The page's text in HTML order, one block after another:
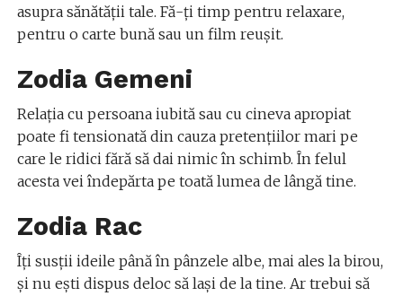
asupra sănătății tale. Fă-ți timp pentru relaxare,
pentru o carte bună sau un film reușit.
Zodia Gemeni
Relația cu persoana iubită sau cu cineva apropiat
poate fi tensionată din cauza pretențiilor mari pe
care le ridici fără să dai nimic în schimb. În felul
acesta vei îndepărta pe toată lumea de lângă tine.
Zodia Rac
Îți susții ideile până în pânzele albe, mai ales la birou,
și nu ești dispus deloc să lași de la tine. Ar trebui să